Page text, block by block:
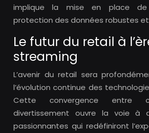
implique la mise en place
protection des données robustes
Le futur du retail à
streaming
L’avenir du retail sera
l’évolution continue des
Cette convergence entre
divertissement ouvre la voie à
passionnantes qui redéfiniront